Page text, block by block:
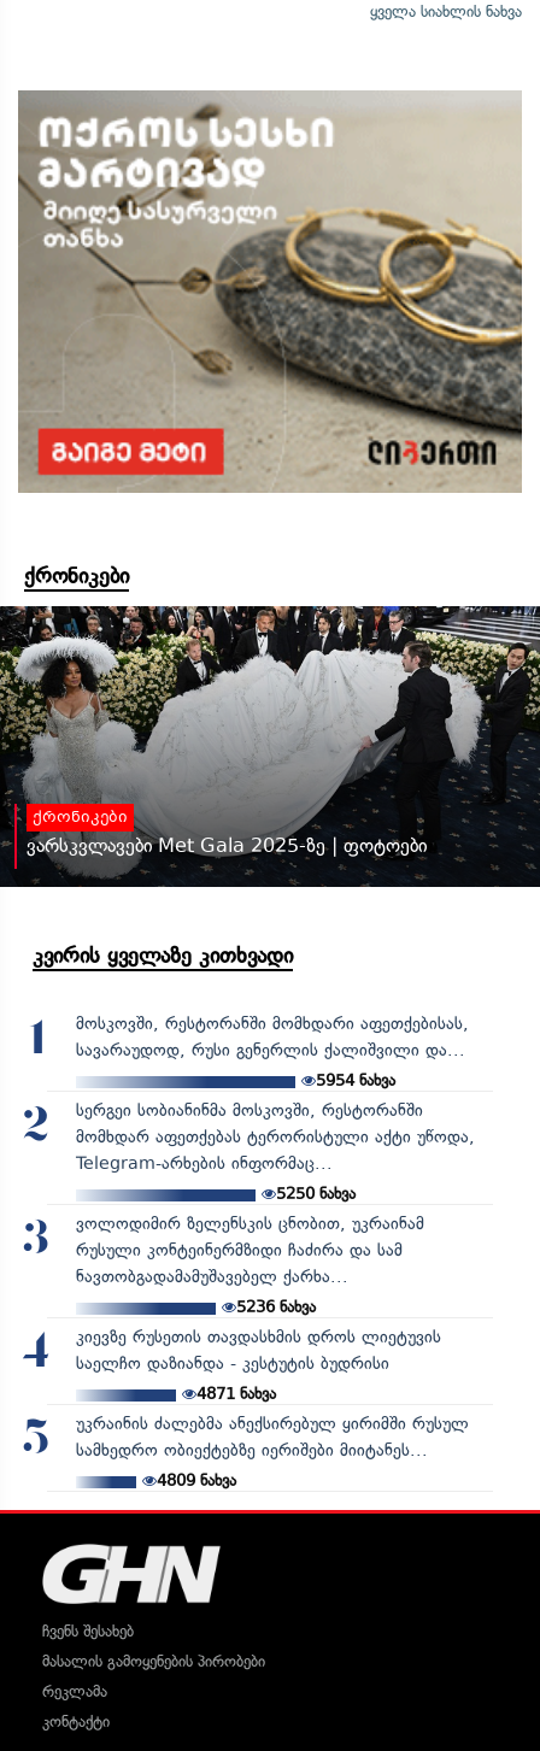
ყველა სიახლის ნახვა
ქრონიკები
ქრონიკები
ვარსკვლავები Met Gala 2025-ზე | ფოტოები
კვირის ყველაზე კითხვადი
1
მოსკოვში, რესტორანში მომხდარი აფეთქებისას,
სავარაუდოდ, რუსი გენერლის ქალიშვილი და...
5954ნახვა
2
სერგეი სობიანინმა მოსკოვში, რესტორანში
მომხდარ აფეთქებას ტერორისტული აქტი უწოდა,
Telegram-არხების ინფორმაც...
5250ნახვა
3
ვოლოდიმირ ზელენსკის ცნობით, უკრაინამ
რუსული კონტეინერმზიდი ჩაძირა და სამ
ნავთობგადამამუშავებელ ქარხა...
5236ნახვა
4
კიევზე რუსეთის თავდასხმის დროს ლიეტუვის
საელჩო დაზიანდა - კესტუტის ბუდრისი
4871ნახვა
5
უკრაინის ძალებმა ანექსირებულ ყირიმში რუსულ
სამხედრო ობიექტებზე იერიშები მიიტანეს...
4809ნახვა
ჩვენს შესახებ
მასალის გამოყენების პირობები
რეკლამა
კონტაქტი